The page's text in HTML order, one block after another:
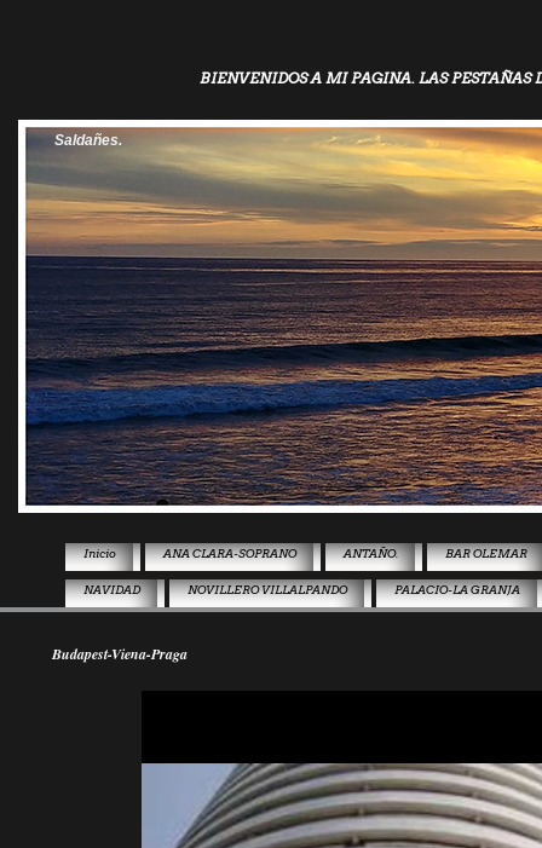
BIENVENIDOS A MI PAGINA. LAS PESTAÑAS
Saldañes.
Inicio ANA CLARA-SOPRANO ANTAÑO. BAR OLEMAR
NAVIDAD NOVILLERO VILLALPANDO PALACIO-LA GRANJA
Budapest-Viena-Praga